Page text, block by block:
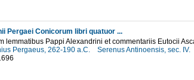
Pergaei Conicorum libri quatuor ...
lemmatibus Pappi Alexandrini et commentariis Eutocii
Pergaeus, 262-190 a.C.
Serenus Antinoensis, sec. IV.